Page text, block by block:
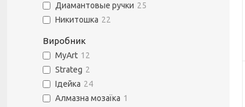
Диамантовые ручки 25
Никитошка 22
Виробник
MyArt 12
Strateg 2
Ідейка 24
Алмазна мозаїка 1